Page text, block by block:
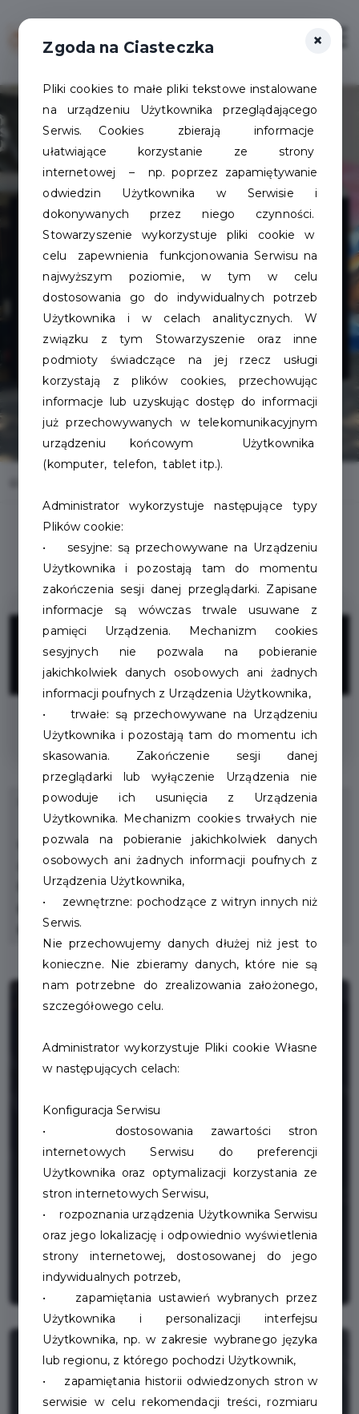
Jędrzej Dunaj -
JD Bikes -
naprawa
rowerów
5%
ZNIŻKI
Rabat na wszystkie usługi
Naprawa i wynajem rowerów.
Udzielany rabat nie obejmuje kosztów części
zamiennych.
Dla każdego klienta, który skorzysta z rabatu i jest
posiadaczem Karty Mieszkańca dodajemy gratis w
postaci lampki lub dzwonka rowerowego.
×
Zgoda na Ciasteczka
Pliki cookies to małe pliki tekstowe instalowane
na urządzeniu Użytkownika przeglądającego
Serwis. Cookies zbierają informacje
ułatwiające korzystanie ze strony
internetowej – np. poprzez zapamiętywanie
odwiedzin Użytkownika w Serwisie i
dokonywanych przez niego czynności.
Stowarzyszenie wykorzystuje pliki cookie w
celu zapewnienia funkcjonowania Serwisu na
najwyższym poziomie, w tym w celu
dostosowania go do indywidualnych potrzeb
Użytkownika i w celach analitycznych. W
związku z tym Stowarzyszenie oraz inne
podmioty świadczące na jej rzecz usługi
korzystają z plików cookies, przechowując
informacje lub uzyskując dostęp do informacji
już przechowywanych w telekomunikacyjnym
urządzeniu końcowym Użytkownika
(komputer, telefon, tablet itp.).
Administrator wykorzystuje następujące typy
Plików cookie:
• sesyjne: są przechowywane na Urządzeniu
Użytkownika i pozostają tam do momentu
zakończenia sesji danej przeglądarki. Zapisane
informacje są wówczas trwale usuwane z
pamięci Urządzenia. Mechanizm cookies
sesyjnych nie pozwala na pobieranie
jakichkolwiek danych osobowych ani żadnych
informacji poufnych z Urządzenia Użytkownika,
• trwałe: są przechowywane na Urządzeniu
Użytkownika i pozostają tam do momentu ich
skasowania. Zakończenie sesji danej
przeglądarki lub wyłączenie Urządzenia nie
powoduje ich usunięcia z Urządzenia
Użytkownika. Mechanizm cookies trwałych nie
pozwala na pobieranie jakichkolwiek danych
osobowych ani żadnych informacji poufnych z
Urządzenia Użytkownika,
• zewnętrzne: pochodzące z witryn innych niż
Serwis.
Nie przechowujemy danych dłużej niż jest to
konieczne. Nie zbieramy danych, które nie są
nam potrzebne do zrealizowania założonego,
szczegółowego celu.
Administrator wykorzystuje Pliki cookie Własne
w następujących celach:
Konfiguracja Serwisu
• dostosowania zawartości stron
internetowych Serwisu do preferencji
Użytkownika oraz optymalizacji korzystania ze
stron internetowych Serwisu,
• rozpoznania urządzenia Użytkownika Serwisu
oraz jego lokalizację i odpowiednio wyświetlenia
strony internetowej, dostosowanej do jego
indywidualnych potrzeb,
• zapamiętania ustawień wybranych przez
Użytkownika i personalizacji interfejsu
Użytkownika, np. w zakresie wybranego języka
lub regionu, z którego pochodzi Użytkownik,
• zapamiętania historii odwiedzonych stron w
serwisie w celu rekomendacji treści, rozmiaru